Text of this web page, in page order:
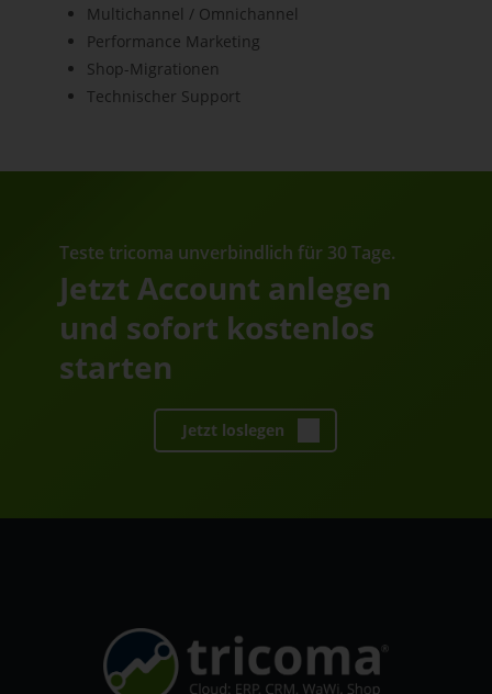
Multichannel / Omnichannel
Performance Marketing
Shop-Migrationen
Technischer Support
Teste tricoma unverbindlich für 30 Tage.
Jetzt Account anlegen
und sofort kostenlos
starten
Jetzt loslegen